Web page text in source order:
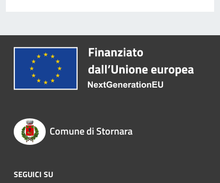
Comune di Stornara
SEGUICI SU